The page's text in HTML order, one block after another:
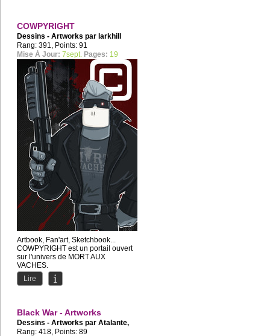
COWPYRIGHT
Dessins - Artworks par larkhill
Rang: 391, Points: 91
Mise À Jour: 7sept. Pages: 19
Artbook, Fan'art, Sketchbook...
COWPYRIGHT est un portail ouvert
sur l'univers de MORT AUX
VACHES.
Lire
Black War - Artworks
Dessins - Artworks par Atalante,
BigFire
Rang: 418, Points: 89